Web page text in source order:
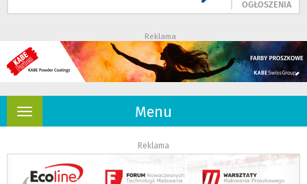
OGŁOSZENIA
Reklama
Menu
Rozwiń
Reklama